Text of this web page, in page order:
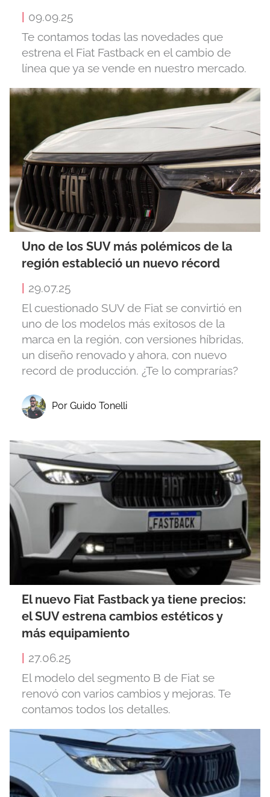
09.09.25
Te contamos todas las novedades que
estrena el Fiat Fastback en el cambio de
línea que ya se vende en nuestro mercado.
Uno de los SUV más polémicos de la
región estableció un nuevo récord
29.07.25
El cuestionado SUV de Fiat se convirtió en
uno de los modelos más exitosos de la
marca en la región, con versiones híbridas,
un diseño renovado y ahora, con nuevo
record de producción. ¿Te lo comprarías?
Por Guido Tonelli
El nuevo Fiat Fastback ya tiene precios:
el SUV estrena cambios estéticos y
más equipamiento
| 27.06.25
El modelo del segmento B de Fiat se
renovó con varios cambios y mejoras. Te
contamos todos los detalles.